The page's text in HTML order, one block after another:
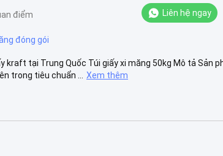
điểm Liên hệ ngay
đóng gói
tại Trung Quốc Túi giấy xi măng 50kg Mô tả Sản
trong tiêu chuẩn ...
Xem thêm